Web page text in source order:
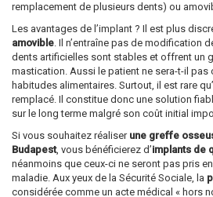
remplacement de plusieurs dents) ou
Les avantages de l’implant ? Il est plus
amovible. Il n’entraîne pas de modification
dents artificielles sont stables et offrent un
mastication. Aussi le patient ne sera-t-il
habitudes alimentaires. Surtout, il est rare
remplacé. Il constitue donc une solution
sur le long terme malgré son coût initial
Si vous souhaitez réaliser une greffe
Budapest, vous bénéficierez d’implants de
néanmoins que ceux-ci ne seront pas pris
maladie. Aux yeux de la Sécurité Sociale, la
considérée comme un acte médical « hors